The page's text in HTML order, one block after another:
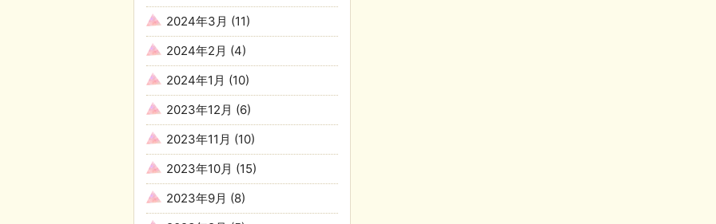
2024年3月 (11)
2024年2月 (4)
2024年1月 (10)
2023年12月 (6)
2023年11月 (10)
2023年10月 (15)
2023年9月 (8)